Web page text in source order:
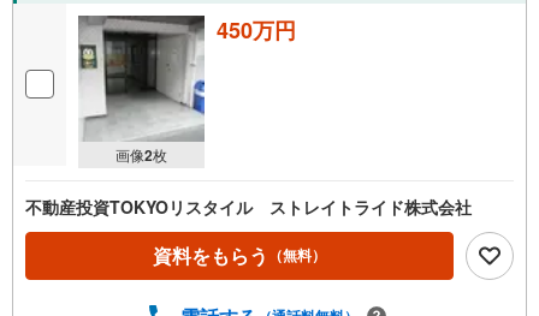
画像2枚
450万円
不動産投資TOKYOリスタイル ストレイトライド株式会社
資料をもらう （無料）